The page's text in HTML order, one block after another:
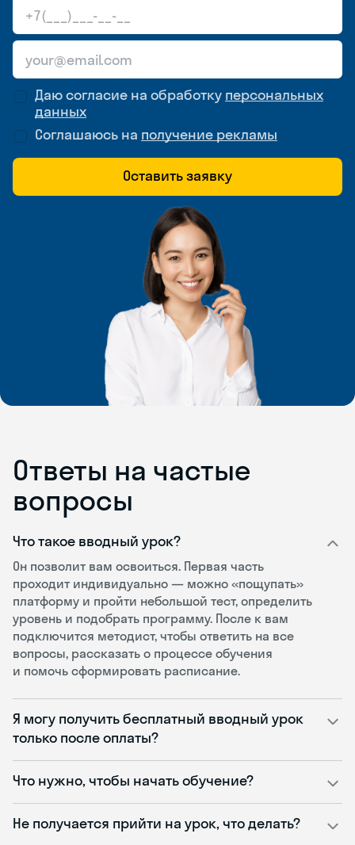
Даю согласие на обработку персональных
данных
Соглашаюсь на получение рекламы
Оставить заявку
Ответы на частые
вопросы
Что такое вводный урок?
Он позволит вам освоиться. Первая часть
проходит индивидуально — можно «пощупать»
платформу и пройти небольшой тест, определить
уровень и подобрать программу. После к вам
подключится методист, чтобы ответить на все
вопросы, рассказать о процессе обучения
и помочь сформировать расписание.
Я могу получить бесплатный вводный урок
только после оплаты?
Что нужно, чтобы начать обучение?
Не получается прийти на урок, что делать?